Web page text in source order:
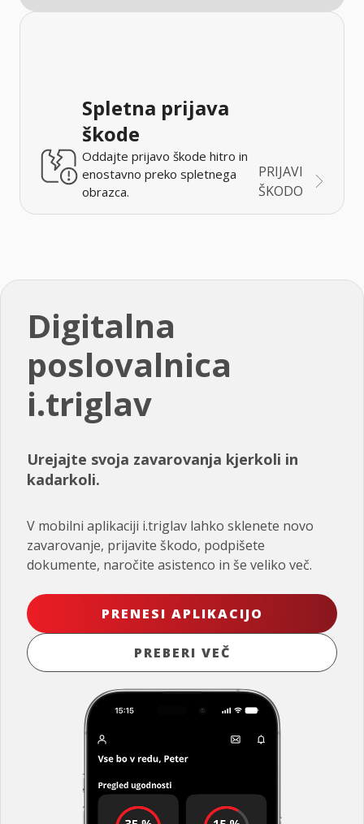
Spletna prijava
škode
Oddajte prijavo škode hitro in
enostavno preko spletnega
obrazca.
PRIJAVI
ŠKODO
Digitalna
poslovalnica
i.triglav
Urejajte svoja zavarovanja kjerkoli in
kadarkoli.
V mobilni aplikaciji i.triglav lahko sklenete novo
zavarovanje, prijavite škodo, podpišete
dokumente, naročite asistenco in še veliko več.
PRENESI APLIKACIJO
PREBERI VEČ